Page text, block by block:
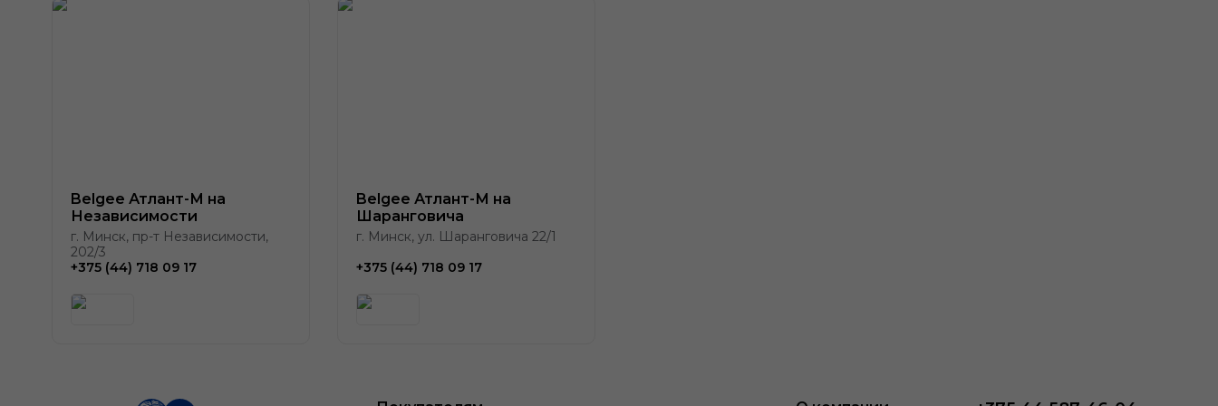
Belgee Атлант-М на
Независимости
г. Минск, пр-т Независимости,
202/3
+375 (44) 718 09 17
Belgee Атлант-М на
Шаранговича
г. Минск, ул. Шаранговича 22/1
+375 (44) 718 09 17